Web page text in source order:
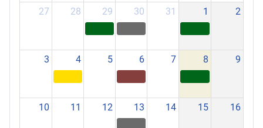
27
28 29 30 31 1 2
3 4 5 6 7 8 9
10 11 12 13 14 15 16